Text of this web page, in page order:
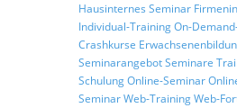
Hausinternes Seminar
Individual-TrainingOn-
Crashkurse
SeminarangebotSeminare
SchulungOnline-Seminar
SeminarWeb-TrainingWeb-